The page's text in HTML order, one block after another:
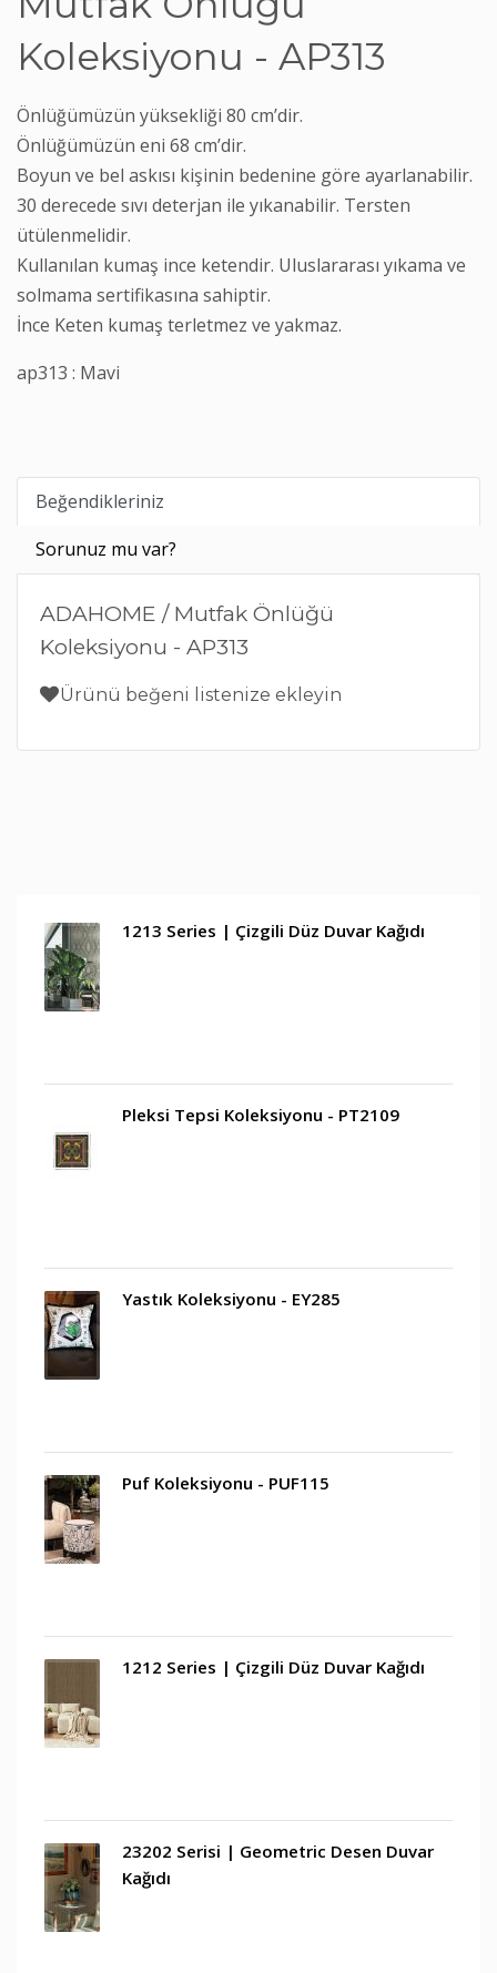
Koleksiyonu - AP313
Önlüğümüzün yüksekliği 80 cm’dir.
Önlüğümüzün eni 68 cm’dir.
Boyun ve bel askısı kişinin bedenine göre ayarlanabilir.
30 derecede sıvı deterjan ile yıkanabilir. Tersten
ütülenmelidir.
Kullanılan kumaş ince ketendir. Uluslararası yıkama ve
solmama sertifikasına sahiptir.
İnce Keten kumaş terletmez ve yakmaz.
ap313 : Mavi
Beğendikleriniz
Sorunuz mu var?
ADAHOME / Mutfak Önlüğü
Koleksiyonu - AP313
Ürünü beğeni listenize ekleyin
1213 Series | Çizgili Düz Duvar Kağıdı
Pleksi Tepsi Koleksiyonu - PT2109
Yastık Koleksiyonu - EY285
Puf Koleksiyonu - PUF115
1212 Series | Çizgili Düz Duvar Kağıdı
23202 Serisi | Geometric Desen Duvar
Kağıdı